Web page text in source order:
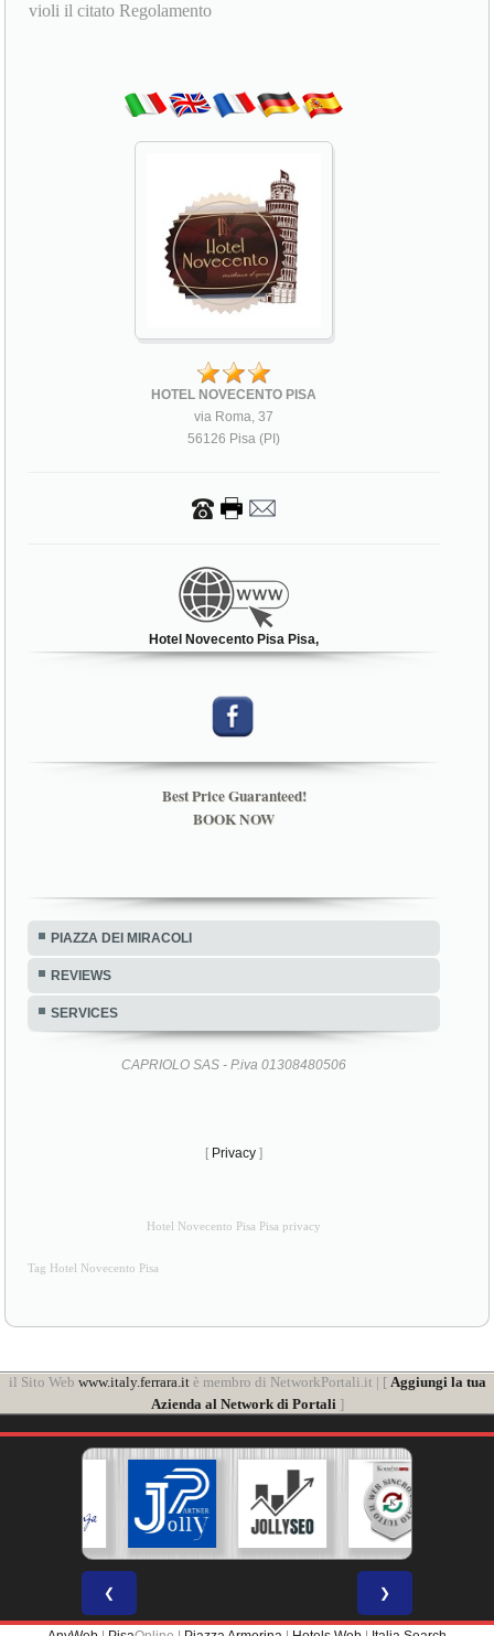
violi il citato Regolamento
HOTEL NOVECENTO PISA
via Roma, 37
56126 Pisa (PI)
Hotel Novecento Pisa Pisa,
Best Price Guaranteed!
BOOK NOW
PIAZZA DEI MIRACOLI
REVIEWS
SERVICES
CAPRIOLO SAS - P.iva 01308480506
[ Privacy ]
Hotel Novecento Pisa Pisa privacy
Tag Hotel Novecento Pisa
il Sito Web www.italy.ferrara.itè membro di NetworkPortali.it | [ Aggiungi la tua
Azienda al Network di Portali ]
❮ ❯